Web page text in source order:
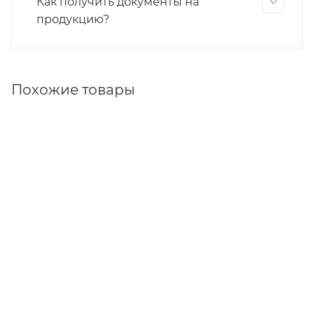
продукцию?
Похожие товары